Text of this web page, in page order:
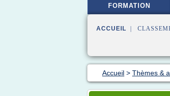
FORMATION
ACCUEIL |
Accueil > Thèmes &